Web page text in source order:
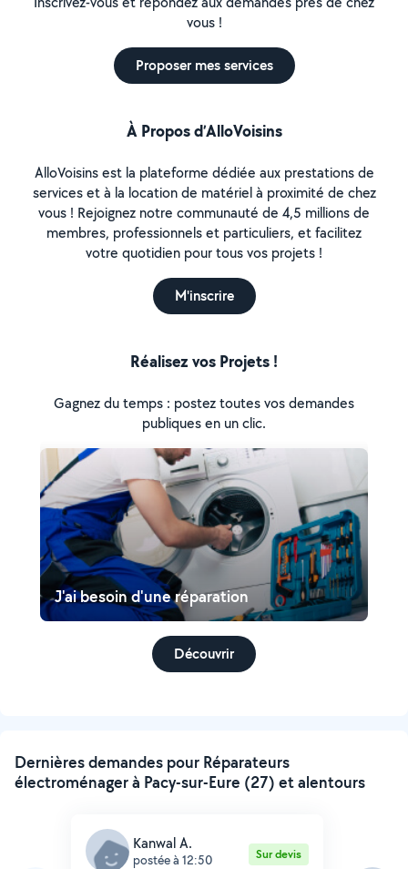
vous !
Proposer mes services
À Propos d’AlloVoisins
AlloVoisins est la plateforme dédiée aux prestations de
services et à la location de matériel à proximité de chez
vous ! Rejoignez notre communauté de 4,5 millions de
membres, professionnels et particuliers, et facilitez
votre quotidien pour tous vos projets !
M'inscrire
Réalisez vos Projets !
Gagnez du temps : postez toutes vos demandes
publiques en un clic.
J'ai besoin d'une réparation
Découvrir
Dernières demandes pour Réparateurs
électroménager à Pacy-sur-Eure (27) et alentours
Kanwal A.
postée à 12:50 Sur devis